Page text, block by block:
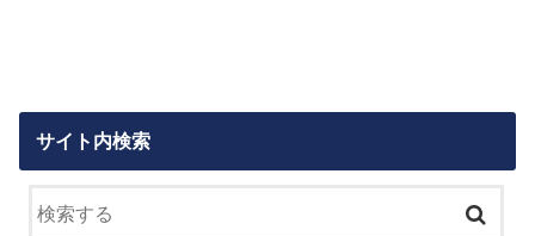
サイト内検索